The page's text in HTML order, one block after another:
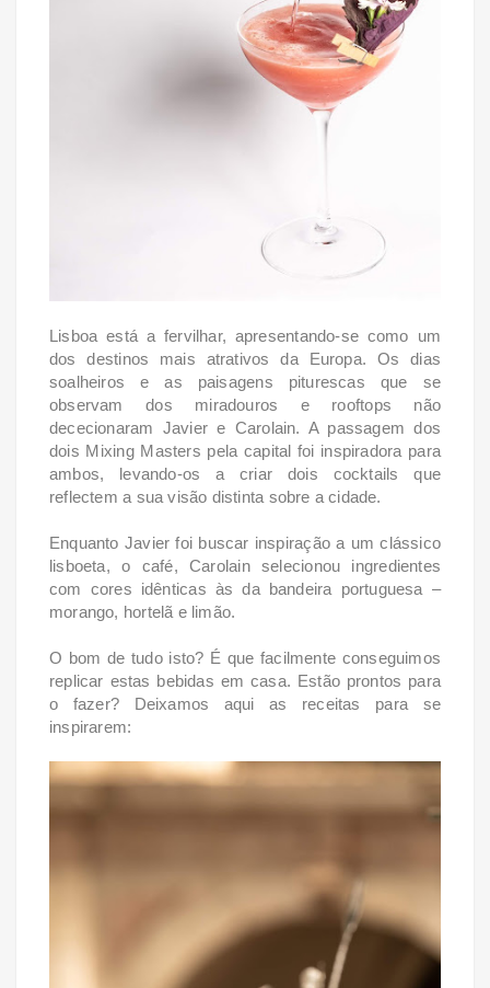
Lisboa está a fervilhar, apresentando-se como um
dos destinos mais atrativos da Europa. Os dias
soalheiros e as paisagens piturescas que se
observam dos miradouros e rooftops não
dececionaram Javier e Carolain. A passagem dos
dois Mixing Masters pela capital foi inspiradora para
ambos, levando-os a criar dois cocktails que
reflectem a sua visão distinta sobre a cidade.
Enquanto Javier foi buscar inspiração a um clássico
lisboeta, o café, Carolain selecionou ingredientes
com cores idênticas às da bandeira portuguesa –
morango, hortelã e limão.
O bom de tudo isto? É que facilmente conseguimos
replicar estas bebidas em casa. Estão prontos para
o fazer? Deixamos aqui as receitas para se
inspirarem: